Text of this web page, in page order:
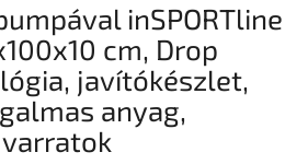
inSPORTline
cm, Drop
javítókészlet,
anyag,